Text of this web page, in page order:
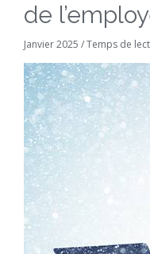
de
Janvier 2025 / Temps de